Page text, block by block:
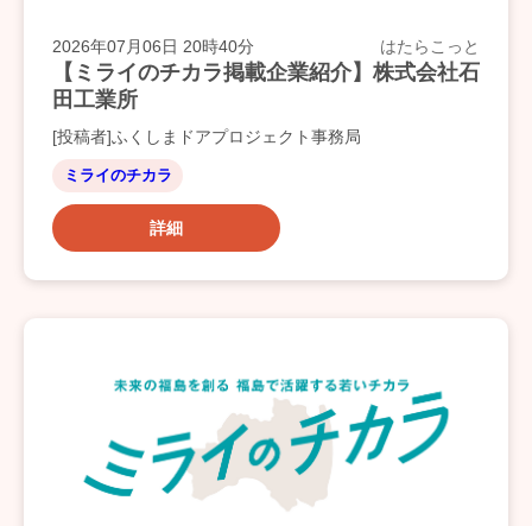
2026年07月06日 20時40分 はたらこっと
【ミライのチカラ掲載企業紹介】株式会社石
田工業所
[投稿者]ふくしまドアプロジェクト事務局
ミライのチカラ
詳細